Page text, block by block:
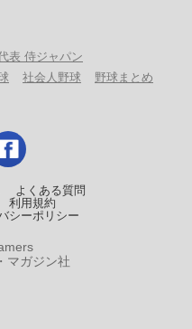
表 侍ジャパン
社会人野球 野球まとめ
よくある質問
利用規約
シーポリシー
マガジン社